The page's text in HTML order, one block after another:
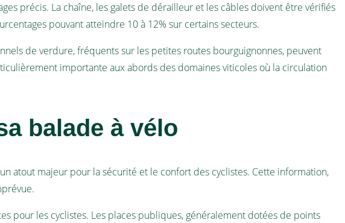
précis. La chaîne, les galets de dérailleur et les câbles doivent être vérifiés
pouvant atteindre 10 à 12% sur certains secteurs.
de verdure, fréquents sur les petites routes bourguignonnes, peuvent
importante aux abords des domaines viticoles où la circulation
balade à vélo
atout majeur pour la sécurité et le confort des cyclistes. Cette information,
pour les cyclistes. Les places publiques, généralement dotées de points